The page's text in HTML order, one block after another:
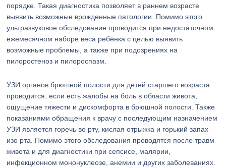
порядке. Такая диагностика позволяет в раннем возрасте
выявить возможные врожденные патологии. Помимо этого
ультразвуковое обследование проводится при недостаточном
ежемесячном наборе веса ребёнка с целью выявить
возможные проблемы, а также при подозрениях на
пилоростеноз и пилороспазм.
УЗИ органов брюшной полости для детей старшего возраста
проводится, если есть жалобы на боль в области живота,
ощущение тяжести и дискомфорта в брюшной полости. Также
показаниями обращения к врачу с последующим назначением
УЗИ является горечь во рту, кислая отрыжка и горький запах
изо рта. Помимо этого обследования проводятся после травм
живота и для диагностики при сепсисе, малярии,
инфекционном мононуклеозе, анемии и других заболеваниях.